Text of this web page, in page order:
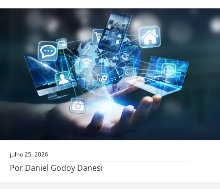
julho 25, 2026
Por Daniel Godoy Danesi